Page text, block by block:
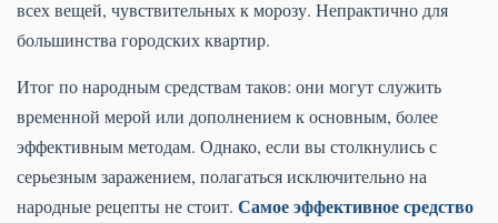
всех вещей, чувствительных к морозу. Непрактично для
большинства городских квартир.
Итог по народным средствам таков: они могут служить
временной мерой или дополнением к основным, более
эффективным методам. Однако, если вы столкнулись с
серьезным заражением, полагаться исключительно на
народные рецепты не стоит. Самое эффективное средство